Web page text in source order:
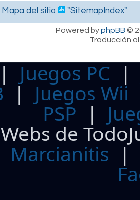
Mapa del sitio "SitemapIndex"
Powered byphpBB ©
Traducción
| Juegos PC
| Juegos Wii
PSP |
de
Marcianitis |